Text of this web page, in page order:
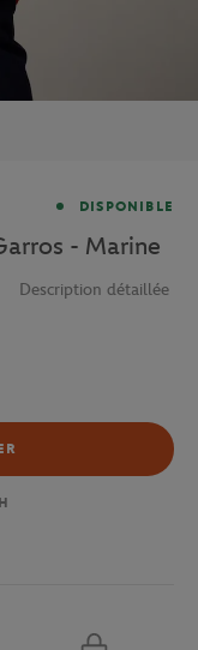
DISPONIBLE
- Marine
Description détaillée